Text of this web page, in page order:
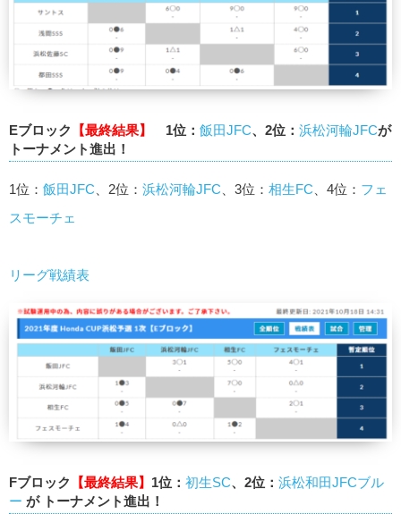
Eブロック 【最終結果】 1位： 飯田JFC、2位： 浜松河輪JFCが
トーナメント進出！
1位： 飯田JFC 、2位： 浜松河輪JFC 、3位： 相生FC 、4位： フェ
スモーチェ
リーグ戦績表
Fブロック 【最終結果】 1位： 初生SC、2位： 浜松和田JFCブル
ー が トーナメント進出！